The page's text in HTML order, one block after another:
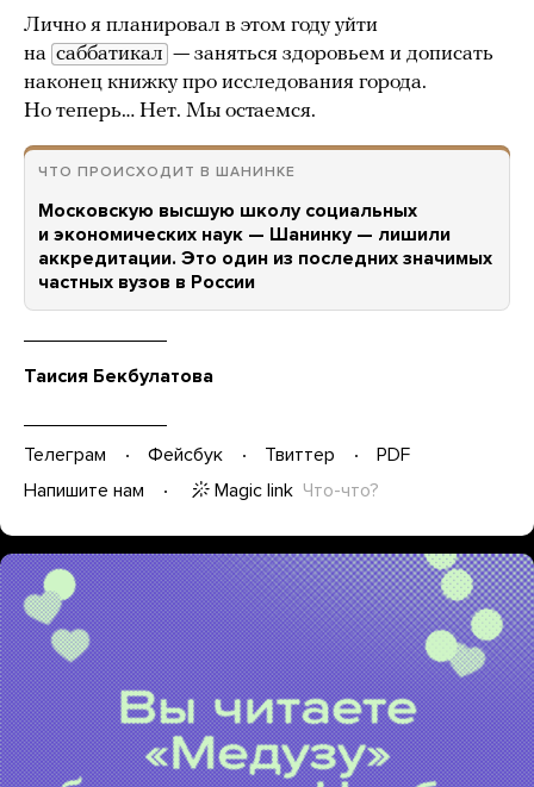
Лично я планировал в этом году уйти
на саббатикал — заняться здоровьем и дописать
наконец книжку про исследования города.
Но теперь… Нет. Мы остаемся.
ЧТО ПРОИСХОДИТ В ШАНИНКЕ
Московскую высшую школу социальных
и экономических наук — Шанинку — лишили
аккредитации. Это один из последних значимых
частных вузов в России
Таисия Бекбулатова
Телеграм Фейсбук Твиттер
PDF
Напишите нам
Magic link Что-что?